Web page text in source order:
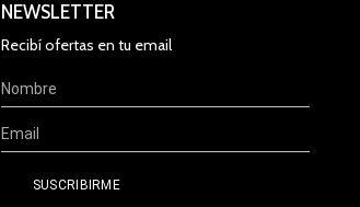
NEWSLETTER
Recibí ofertas en tu email